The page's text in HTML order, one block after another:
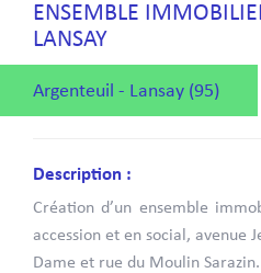
ENSEMBLE
LANSAY
Argenteuil - Lansay (95)
Description :
Création d’un ensemble
accession et en social, avenue
Dame et rue du Moulin Sarazin.